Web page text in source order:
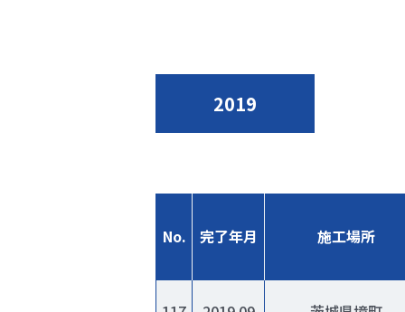
2019
No. 完了年月 施工場所